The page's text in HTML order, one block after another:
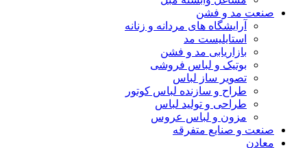
صنعت مد و فشن
آرایشگاه های مردانه و زنانه
استایلیست مد
بازاریابی مد و فشن
بوتیک و لباس فروشی
تصویر ساز لباس
طراح و سازنده لباس کوتور
طراحی و تولید لباس
مزون و لباس عروس
صنعت و صنایع متفرقه
معادن